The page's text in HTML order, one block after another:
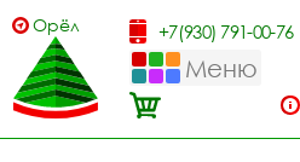
Орёл +7(930) 791-00-76
Меню